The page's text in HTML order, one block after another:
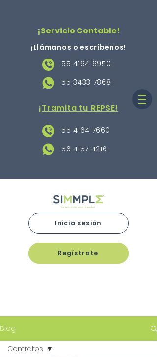
¡Servicio Contable!
¡Llámanos o escríbenos!
55 4164 6950
55 3433 7868
¡Tramita tu REPSE!
55 4164 7660
56 4157 4216
Inicia sesión
Regístrate
Blog
Contratos